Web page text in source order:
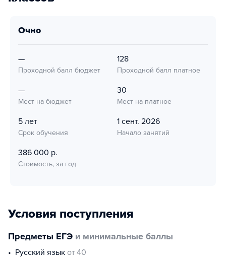
очно
—
Проходной балл бюджет
128
Проходной балл платное
—
Мест на бюджет
30
Мест на платное
5 лет
Срок обучения
1 сент. 2026
Начало занятий
386 000 р.
Стоимость, за год
Условия поступления
Предметы ЕГЭ и минимальные баллы
русский язык от 40